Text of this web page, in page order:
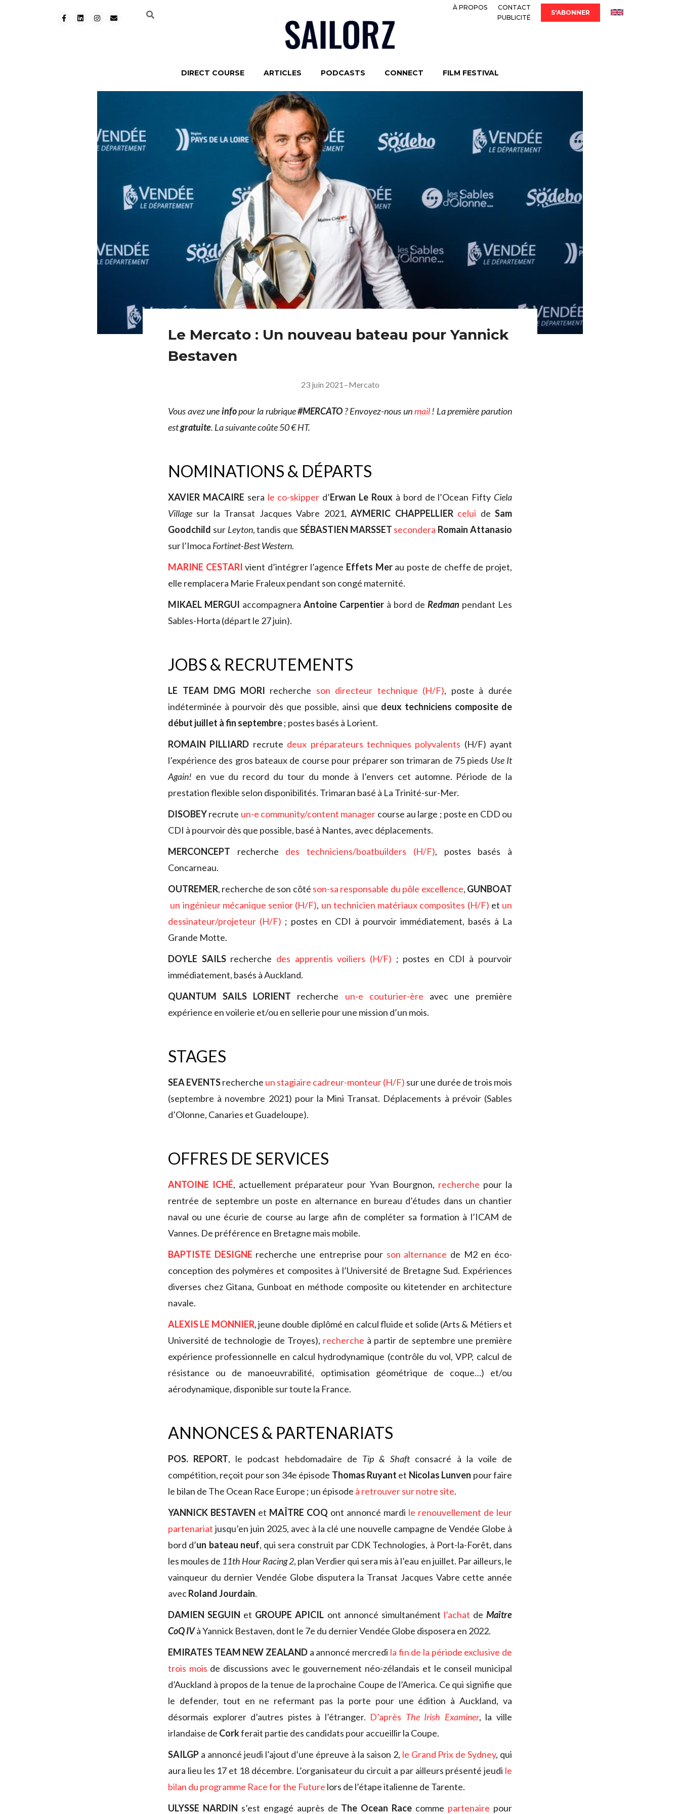
À PROPOS
CONTACT
PUBLICITÉ
S'ABONNER
DIRECT COURSE ARTICLES PODCASTS CONNECT FILM FESTIVAL
Le Mercato : Un nouveau bateau pour Yannick
Bestaven
23 juin 2021 –Mercato
Vous avez uneinfopour la rubrique#MERCATO ? Envoyez-nous unmail! La première parution
estgratuite. La suivante coûte 50 € HT.
NOMINATIONS & DÉPARTS
XAVIER MACAIRE sera le co-skipper d’Erwan Le Rouxà bord de l’Ocean Fifty Ciela
Village sur la Transat Jacques Vabre 2021,AYMERIC CHAPPELLIER celui deSam
Goodchild sur Leyton, tandis que SÉBASTIEN MARSSET secondera Romain Attanasio
sur l’Imoca Fortinet-Best Western.
MARINE CESTARI vient d’intégrer l’agence Effets Merau poste de cheffe de projet,
elle remplacera Marie Fraleux pendant son congé maternité.
MIKAEL MERGUI accompagnera Antoine Carpentier à bord de Redman pendant Les
Sables-Horta (départ le 27 juin).
JOBS & RECRUTEMENTS
LE TEAM DMG MORI recherche son directeur technique (H/F), poste à durée
indéterminée à pourvoir dès que possible, ainsi que deux techniciens composite de
début juillet à fin septembre; postes basés à Lorient.
ROMAIN PILLIARD recrute deux préparateurs techniques polyvalents (H/F) ayant
l’expérience des gros bateaux de course pour préparer son trimaran de 75 pieds Use It
Again! en vue du record du tour du monde à l’envers cet automne. Période de la
prestation flexible selon disponibilités. Trimaran basé à La Trinité-sur-Mer.
DISOBEYrecrute un-e community/content manager course au large ; poste en CDD ou
CDI à pourvoir dès que possible, basé à Nantes, avec déplacements.
MERCONCEPT recherche des techniciens/boatbuilders (H/F), postes basés à
Concarneau.
OUTREMER, recherche de son côté son-sa responsable du pôle excellence, GUNBOAT
un ingénieur mécanique senior (H/F), un technicien matériaux composites (H/F) et un
dessinateur/projeteur (H/F) ; postes en CDI à pourvoir immédiatement, basés à La
Grande Motte.
DOYLE SAILSrecherche des apprentis voiliers (H/F) ; postes en CDI à pourvoir
immédiatement, basés à Auckland.
QUANTUM SAILS LORIENT recherche un-e couturier-ère avec une première
expérience en voilerie et/ou en sellerie pour une mission d’un mois.
STAGES
SEA EVENTSrecherche un stagiaire cadreur-monteur (H/F) sur une durée de trois mois
(septembre à novembre 2021) pour la Mini Transat. Déplacements à prévoir (Sables
d’Olonne, Canaries et Guadeloupe).
OFFRES DE SERVICES
ANTOINE ICHÉ, actuellement préparateur pour Yvan Bourgnon, recherche pour la
rentrée de septembre un poste en alternance en bureau d’études dans un chantier
naval ou une écurie de course au large afin de compléter sa formation à l’ICAM de
Vannes. De préférence en Bretagne mais mobile.
BAPTISTE DESIGNE recherche une entreprise pour son alternance de M2 en éco-
conception des polymères et composites à l’Université de Bretagne Sud. Expériences
diverses chez Gitana, Gunboat en méthode composite ou kitetender en architecture
navale.
ALEXIS LE MONNIER, jeune double diplômé en calcul fluide et solide (Arts & Métiers et
Université de technologie de Troyes), recherche à partir de septembre une première
expérience professionnelle en calcul hydrodynamique (contrôle du vol, VPP, calcul de
résistance ou de manoeuvrabilité, optimisation géométrique de coque…) et/ou
aérodynamique, disponible sur toute la France.
ANNONCES & PARTENARIATS
POS. REPORT, le podcast hebdomadaire de Tip & Shaftconsacré à la voile de
compétition, reçoit pour son 34e épisode Thomas Ruyant et Nicolas Lunven pour faire
le bilan de The Ocean Race Europe ; un épisode à retrouver sur notre site.
YANNICK BESTAVEN et MAÎTRE COQ ont annoncé mardi le renouvellement de leur
partenariat jusqu’en juin 2025, avec à la clé une nouvelle campagne de Vendée Globe à
bord d’un bateau neuf, qui sera construit par CDK Technologies, à Port-la-Forêt, dans
les moules de 11th Hour Racing 2, plan Verdier qui sera mis à l’eau en juillet. Par ailleurs, le
vainqueur du dernier Vendée Globe disputera la Transat Jacques Vabre cette année
avecRoland Jourdain.
DAMIEN SEGUIN et GROUPE APICIL ont annoncé simultanément l’achat deMaître
CoQ IVà Yannick Bestaven, dont le 7e du dernier Vendée Globe disposera en 2022.
EMIRATES TEAM NEW ZEALAND a annoncé mercredi la fin de la période exclusive de
trois mois de discussions avec le gouvernement néo-zélandais et le conseil municipal
d’Auckland à propos de la tenue de la prochaine Coupe de l’America. Ce qui signifie que
le defender, tout en ne refermant pas la porte pour une édition à Auckland, va
désormais explorer d’autres pistes à l’étranger. D’après The Irish Examiner, la ville
irlandaise de Corkferait partie des candidats pour accueillir la Coupe.
SAILGP a annoncé jeudi l’ajout d’une épreuve à la saison 2, le Grand Prix de Sydney, qui
aura lieu les 17 et 18 décembre. L’organisateur du circuit a par ailleurs présenté jeudi le
bilan du programme Race for the Future lors de l’étape italienne de Tarente.
ULYSSE NARDIN s’est engagé auprès de The Ocean Race comme partenaire pour